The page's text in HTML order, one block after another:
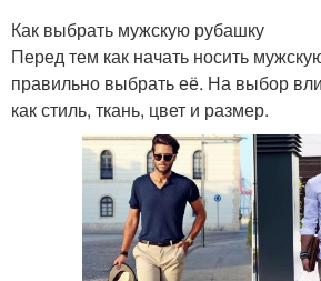
Как выбрать мужскую рубашку
Перед тем как начать носить
правильно выбрать её. На выбор
как стиль, ткань, цвет и размер.